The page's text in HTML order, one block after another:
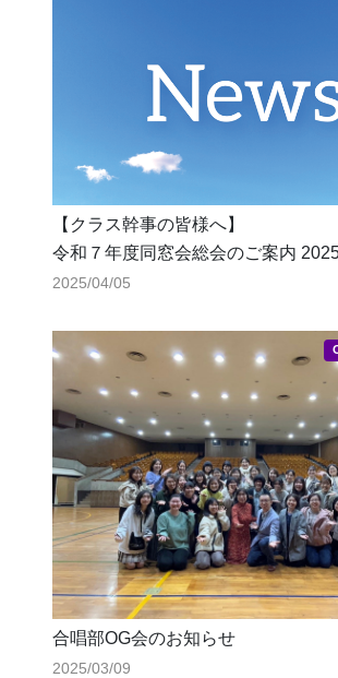
【クラス幹事の皆様へ】
令和７年度同窓会総会のご案内
2025/04/05
合唱部OG会のお知らせ
2025/03/09